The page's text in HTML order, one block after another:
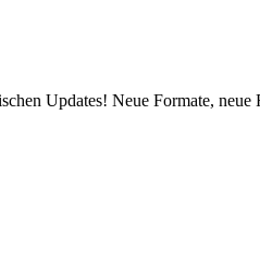
Updates! Neue Formate,